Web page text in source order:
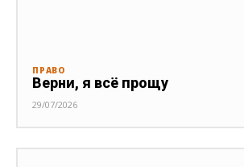
ПРАВО
Верни, я всё прощу
29/07/2026